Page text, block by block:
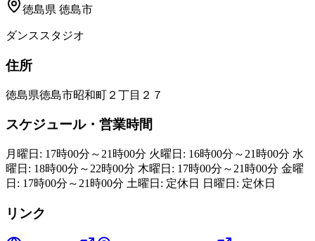
徳島県 徳島市
ダンススタジオ
住所
徳島県徳島市昭和町２丁目２７
スケジュール・営業時間
月曜日: 17時00分～21時00分 火曜日: 16時00分～21時00分 水
曜日: 18時00分～22時00分 木曜日: 17時00分～21時00分 金曜
日: 17時00分～21時00分 土曜日: 定休日 日曜日: 定休日
リンク